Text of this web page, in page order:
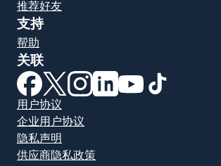
推荐好友
支持
帮助
关联
（在新窗口中打开）
（在新窗口中打开）
（在新窗口中打开）
（在新窗口中打开）
（在新窗口中打
用户协议
企业用户协议
隐私声明
供应商隐私政策